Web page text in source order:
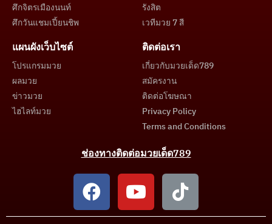
ศึกจิตรเมืองนนท์
ศึกวันแชมเปี้ยนชิพ
รังสิต
เวทีมวย 7 สี
แผนผังเว็บไซต์
โปรแกรมมวย
ผลมวย
ข่าวมวย
ไฮไลท์มวย
ติดต่อเรา
เกี่ยวกับมวยเด็ด789
สมัครงาน
ติดต่อโฆษณา
Privacy Policy
Terms and Conditions
ช่องทางติดต่อมวยเด็ด789